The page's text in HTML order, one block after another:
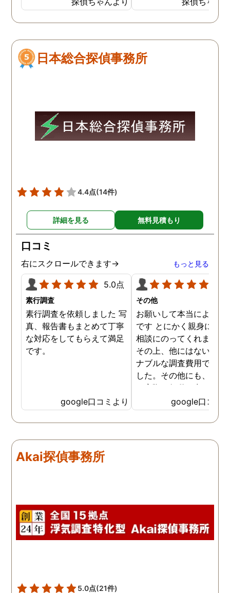
間365日にわたり電話で無
料相談を受け付けていたの
ダイヤルもあり、安心でき
ました。 成功報酬制だった
ているだけあって、良心的
な金額で調査をしてもらえ
たため感謝しています。
るのはいつものことでし
が、家出した時は。いつ
しく、自分も仕事をして
るので、その場にはいま
ので気にしてはいません
したが5日ほど帰ってこ
い状態が続いたので知り
日本総合探偵事務所
4.4点(14件)
詳細を見る 無料見積もり
口コミ
右にスクロールできます→ もっと見る
5.0点
素行調査
素行調査を依頼しました 写
真、報告書もまとめて丁寧
な対応をしてもらえて満足
です。
google口コミより
その他
お願いして本当によかっ
です とにかく親身にな
相談にのってくれました
その上、他にはないリー
ナブルな調査費用で済み
した。その他にも、相談
ら実際に行動に出て頂い
のが、スゴく早く問題を
決していただき、大変助
りました。 次回も是非
しろ最初の相談の段階が
google口コミ
Akai探偵事務所
5.0点(21件)